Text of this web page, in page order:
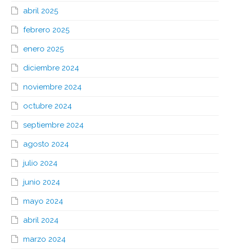
abril 2025
febrero 2025
enero 2025
diciembre 2024
noviembre 2024
octubre 2024
septiembre 2024
agosto 2024
julio 2024
junio 2024
mayo 2024
abril 2024
marzo 2024